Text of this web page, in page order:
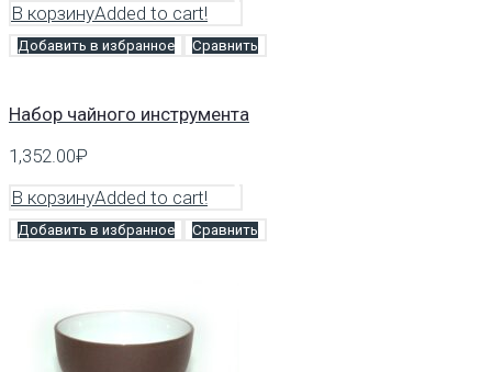
В корзинуAdded to cart!
Добавить в избранное Сравнить
Набор чайного инструмента
1,352.00₽
В корзинуAdded to cart!
Добавить в избранное Сравнить